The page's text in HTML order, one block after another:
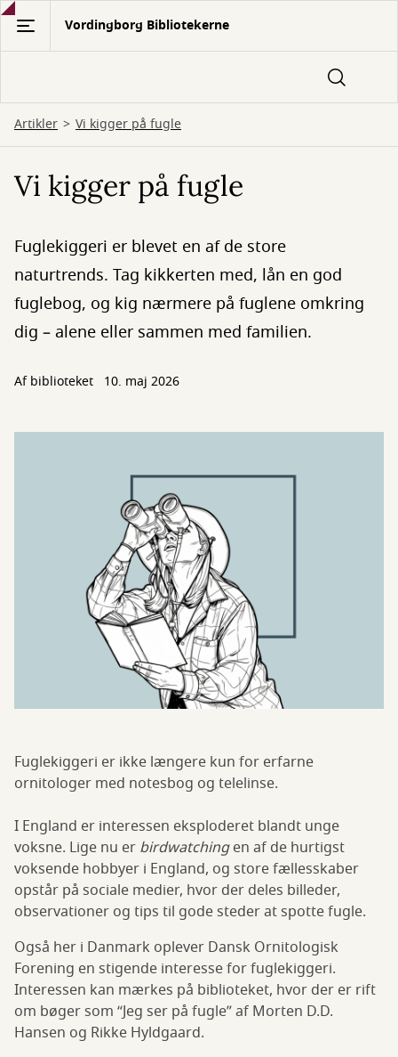
Gå
hovedindhold
Vordingborg Bibliotekerne
Artikler Vi kigger på fugle
Vi kigger på fugle
Fuglekiggeri er blevet en af de store
naturtrends. Tag kikkerten med, lån en god
fuglebog, og kig nærmere på fuglene omkring
dig – alene eller sammen med familien.
Af biblioteket 10. maj 2026
Fuglekiggeri er ikke længere kun for erfarne
ornitologer med notesbog og telelinse.
I England er interessen eksploderet blandt unge
voksne. Lige nu er birdwatchingen af de hurtigst
voksende hobbyer i England, og store fællesskaber
opstår på sociale medier, hvor der deles billeder,
observationer og tips til gode steder at spotte fugle.
Også her i Danmark oplever Dansk Ornitologisk
Forening en stigende interesse for fuglekiggeri.
Interessen kan mærkes på biblioteket, hvor der er rift
om bøger som “Jeg ser på fugle” af Morten D.D.
Hansen og Rikke Hyldgaard.